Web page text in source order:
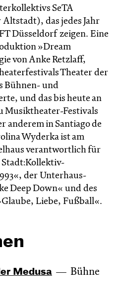
SeTA
das jedes Jahr
Düsseldorf zeigen. Eine
»Dream
von Anke Retzlaff,
Theater der
Bühnen- und
und das bis heute an
Musiktheater-Festivals
anderem in Santiago de
Wyderka ist am
verantwortlich für
der Unterhaus-
Deep Down« und des
Liebe, Fußball«.
Medusa
Bühne